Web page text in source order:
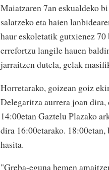
Maiatzaren 7an eskualdeko
salatzeko eta haien
haur eskoletatik gutxienez
errefortzu langile hauen
jarraitzen dutela, gelak
Horretarako, goizean goiz
Delegaritza aurrera joan
14:00etan Gaztelu Plazako
dira 16:00etarako.
hasita.
"Greba-eguna hemen